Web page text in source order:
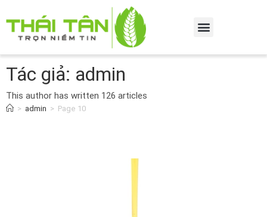
Tác giả: admin
This author has written 126 articles
> admin > Page 10